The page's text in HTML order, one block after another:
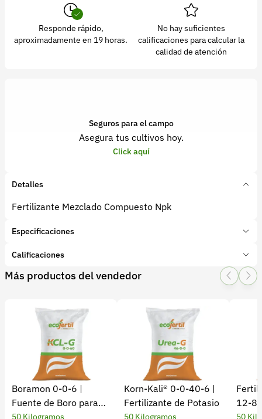
Responde rápido,
aproximadamente en 19 horas.
No hay suficientes
calificaciones para calcular la
calidad de atención
Seguros para el campo
Asegura tus cultivos hoy.
Click aquí
Detalles
Fertilizante Mezclado Compuesto Npk
Especificaciones
Marca:
NUTRIMON
Tipo de producto: Insumo
Subcategoría:
Complejos NPK
Calificaciones
1 Star2 Star
3 Star4 Star
5 Star
0 calificaciones
5 Estrellas
4 Estrellas
0 %
3 Estrellas
0 %
2 Estrellas
Más productos del vendedor
Boramon 0-0-6 |
Fuente de Boro para
Cultivos
50 Kilogramos
Korn-Kali® 0-0-40-6 |
Fertilizante de Potasio
50 Kilogramos
12-
50
© 2026 Croper.com Todos los derechos reservados
Versión 5.45.0
Síguenos